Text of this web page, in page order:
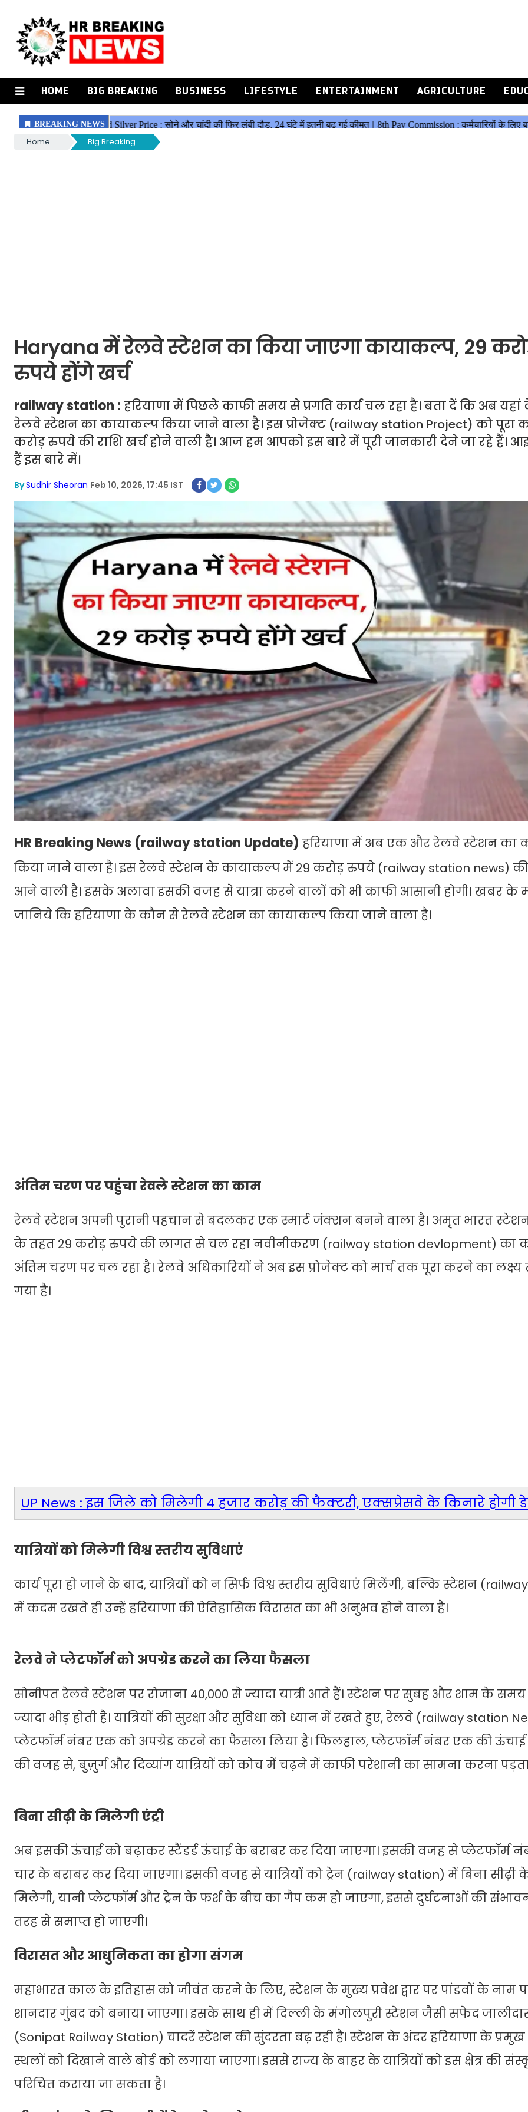
HOME BIG BREAKING BUSINESS LIFESTYLE ENTERTAINMENT AGRICULTURE
Home Big Breaking
Haryana में रेलवे स्टेशन का किया जाएगा कायाकल्प, 29
रुपये होंगे खर्च
railway station : हरियाणा में पिछले काफी समय से प्रगति कार्य चल रहा है। बता दें कि अब
रेलवे स्टेशन का कायाकल्प किया जाने वाला है। इस प्रोजेक्ट (railway station Project) को पूरा
करोड़ रुपये की राशि खर्च होने वाली है। आज हम आपको इस बारे में पूरी जानकारी देने जा रहे हैं।
हैं इस बारे में।
BySudhir Sheoran Feb 10, 2026, 17:45 IST
HR Breaking News (railway station Update) हरियाणा में अब एक और रेलवे स्टेशन का
किया जाने वाला है। इस रेलवे स्टेशन के कायाकल्प में 29 करोड़ रुपये (railway station news)
आने वाली है। इसके अलावा इसकी वजह से यात्रा करने वालों को भी काफी आसानी होगी। खबर के
जानिये कि हरियाणा के कौन से रेलवे स्टेशन का कायाकल्प किया जाने वाला है।
अंतिम चरण पर पहुंचा रेवले स्टेशन का काम
रेलवे स्टेशन अपनी पुरानी पहचान से बदलकर एक स्मार्ट जंक्शन बनने वाला है। अमृत भारत
के तहत 29 करोड़ रुपये की लागत से चल रहा नवीनीकरण (railway station devlopment) का
अंतिम चरण पर चल रहा है। रेलवे अधिकारियों ने अब इस प्रोजेक्ट को मार्च तक पूरा करने का लक्ष्य
गया है।
UP News : इस जिले को मिलेगी 4 हजार करोड़ की फैक्टरी, एक्सप्रेसवे के किनारे होगी
यात्रियों को मिलेगी विश्व स्तरीय सुविधाएं
कार्य पूरा हो जाने के बाद, यात्रियों को न सिर्फ विश्व स्तरीय सुविधाएं मिलेंगी, बल्कि स्टेशन
में कदम रखते ही उन्हें हरियाणा की ऐतिहासिक विरासत का भी अनुभव होने वाला है।
रेलवे ने प्लेटफॉर्म को अपग्रेड करने का लिया फैसला
सोनीपत रेलवे स्टेशन पर रोजाना 40,000 से ज्यादा यात्री आते हैं। स्टेशन पर सुबह और शाम के
ज्यादा भीड़ होती है। यात्रियों की सुरक्षा और सुविधा को ध्यान में रखते हुए, रेलवे (railway station
प्लेटफॉर्म नंबर एक को अपग्रेड करने का फैसला लिया है। फिलहाल, प्लेटफॉर्म नंबर एक की
की वजह से, बुज़ुर्ग और दिव्यांग यात्रियों को कोच में चढ़ने में काफी परेशानी का सामना करना पड़ता
बिना सीढ़ी के मिलेगी एंट्री
अब इसकी ऊंचाई को बढ़ाकर स्टैंडर्ड ऊंचाई के बराबर कर दिया जाएगा। इसकी वजह से प्लेटफॉर्म
चार के बराबर कर दिया जाएगा। इसकी वजह से यात्रियों को ट्रेन (railway station) में बिना सीढ़ी के
मिलेगी, यानी प्लेटफॉर्म और ट्रेन के फर्श के बीच का गैप कम हो जाएगा, इससे दुर्घटनाओं की
तरह से समाप्त हो जाएगी।
विरासत और आधुनिकता का होगा संगम
महाभारत काल के इतिहास को जीवंत करने के लिए, स्टेशन के मुख्य प्रवेश द्वार पर पांडवों के नाम
शानदार गुंबद को बनाया जाएगा। इसके साथ ही में दिल्ली के मंगोलपुरी स्टेशन जैसी सफेद
(Sonipat Railway Station) चादरें स्टेशन की सुंदरता बढ़ रही है। स्टेशन के अंदर हरियाणा के प्रमुख
स्थलों को दिखाने वाले बोर्ड को लगाया जाएगा। इससे राज्य के बाहर के यात्रियों को इस क्षेत्र की
परिचित कराया जा सकता है।